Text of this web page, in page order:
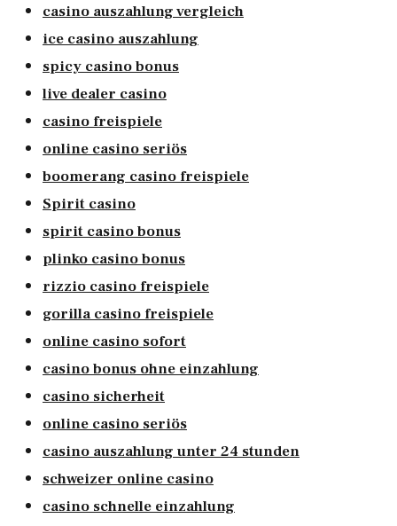
casino auszahlung vergleich
ice casino auszahlung
spicy casino bonus
live dealer casino
casino freispiele
online casino seriös
boomerang casino freispiele
Spirit casino
spirit casino bonus
plinko casino bonus
rizzio casino freispiele
gorilla casino freispiele
online casino sofort
casino bonus ohne einzahlung
casino sicherheit
online casino seriös
casino auszahlung unter 24 stunden
schweizer online casino
casino schnelle einzahlung